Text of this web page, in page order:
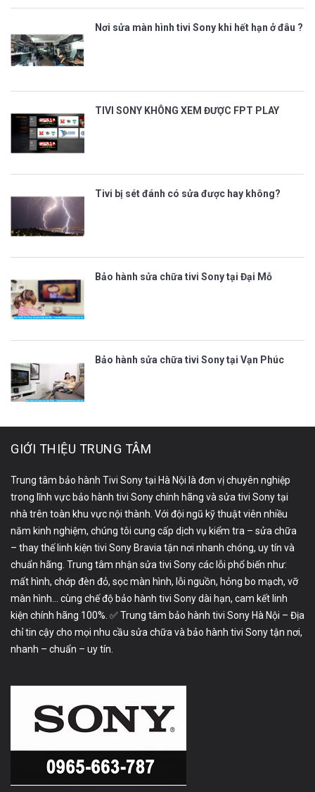
Nơi sửa màn hình tivi Sony khi hết hạn ở đâu ?
TIVI SONY KHÔNG XEM ĐƯỢC FPT PLAY
Tivi bị sét đánh có sửa được hay không?
Bảo hành sửa chữa tivi Sony tại Đại Mỗ
Bảo hành sửa chữa tivi Sony tại Vạn Phúc
GIỚI THIỆU TRUNG TÂM
Trung tâm bảo hành Tivi Sony tại Hà Nội là đơn vị chuyên nghiệp
trong lĩnh vực bảo hành tivi Sony chính hãng và sửa tivi Sony tại
nhà trên toàn khu vực nội thành. Với đội ngũ kỹ thuật viên nhiều
năm kinh nghiệm, chúng tôi cung cấp dịch vụ kiểm tra – sửa chữa
– thay thế linh kiện tivi Sony Bravia tận nơi nhanh chóng, uy tín và
chuẩn hãng. Trung tâm nhận sửa tivi Sony các lỗi phổ biến như:
mất hình, chớp đèn đỏ, sọc màn hình, lỗi nguồn, hỏng bo mạch, vỡ
màn hình… cùng chế độ bảo hành tivi Sony dài hạn, cam kết linh
kiện chính hãng 100%. ✅ Trung tâm bảo hành tivi Sony Hà Nội – Địa
chỉ tin cậy cho mọi nhu cầu sửa chữa và bảo hành tivi Sony tận nơi,
nhanh – chuẩn – uy tín.